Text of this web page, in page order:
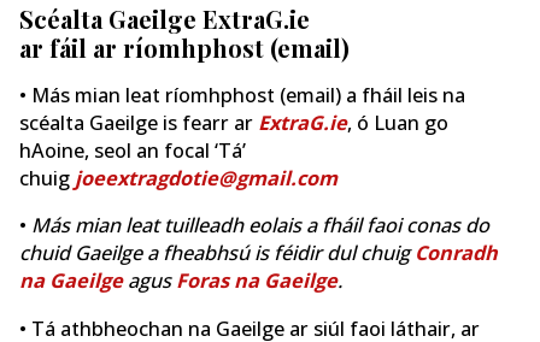
Scéalta Gaeilge ExtraG.ie
ar fáil ar ríomhphost (email)
• Más mian leat ríomhphost (email) a fháil leis na
scéalta Gaeilge is fearr ar ExtraG.ie, ó Luan go
hAoine, seol an focal ‘Tá’
chuig joeextragdotie@gmail.com
• Más mian leat tuilleadh eolais a fháil faoi conas do
chuid Gaeilge a fheabhsú is féidir dul chuigConradh
na GaeilgeagusForas na Gaeilge.
• Tá athbheochan na Gaeilge ar siúl faoi láthair, ar